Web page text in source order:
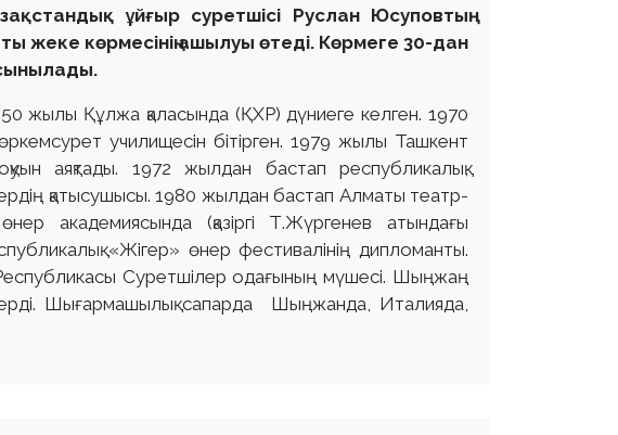
ұйғыр суретшісі Руслан Юсуповтың
жеке көрмесінің ашылуы өтеді. Көрмеге 30-дан
жылы Құлжа қаласында (ҚХР) дүниеге келген. 1970
училищесін бітірген. 1979 жылы Ташкент
аяқтады. 1972 жылдан бастап республикалық,
қатысушысы. 1980 жылдан бастап Алматы театр-
академиясында (қазіргі Т.Жүргенев атындағы
«Жігер» өнер фестивалінің дипломанты.
Суретшілер одағының мүшесі. Шыңжаң
Шығармашылық сапарда Шыңжанда, Италияда,